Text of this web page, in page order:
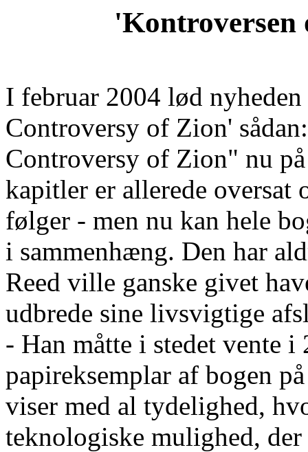
'Kontroversen
I februar 2004 lød
Controversy of Zion'
Controversy of Zion" nu
kapitler er allerede
følger - men nu kan hele
i sammenhæng. Den har
Reed ville ganske givet
udbrede sine livsvigtige
- Han måtte i stedet vente
papireksemplar af bogen
viser med al tydelighed,
teknologiske mulighed,